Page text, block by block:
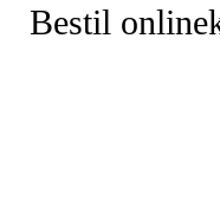
Bestil